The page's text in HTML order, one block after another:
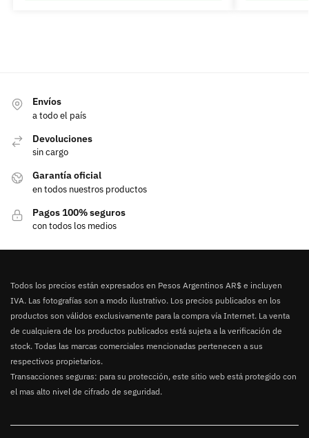
Envíos
a todo el país
Devoluciones
sin cargo
Garantía oficial
en todos nuestros productos
Pagos 100% seguros
con todos los medios
Todos los precios están expresados en Pesos Argentinos AR$ e incluyen
IVA. Las fotografías son a modo ilustrativo. Los precios publicados en los
productos son válidos exclusivamente para la compra vía Internet. La venta
de cualquiera de los productos publicados está sujeta a la verificación de
stock. Todas las marcas comerciales mencionadas pertenecen a sus
respectivos propietarios.
Transacciones seguras: para su protección, este sitio web está protegido con
el mas alto nivel de cifrado de seguridad.